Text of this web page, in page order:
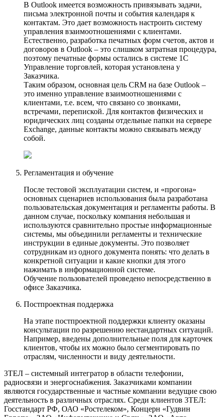
В Outlook имеется возможность привязывать задачи,
письма электронной почты и события календаря к
контактам. Это дает возможность настроить систему
управления взаимоотношениями с клиентами.
Естественно, разработка печатных форм счетов, актов и
договоров в Outlook – это слишком затратная процедура,
поэтому печатные формы остались в системе 1С
Управление торговлей, которая установлена у
Заказчика.
Таким образом, основная цель CRM на базе Outlook –
это именно управление взаимоотношениями с
клиентами, т.е. всем, что связано со звонками,
встречами, перепиской. Для контактов физических и
юридических лиц созданы отдельные папки на сервере
Exchange, данные контакты можно связывать между
собой.
Регламентация и обучение
После тестовой эксплуатации систем, и «прогона»
основных сценариев использования была разработана
пользовательская документация и регламенты работы. В
данном случае, поскольку компания небольшая и
используются сравнительно простые информационные
системы, мы объединили регламенты и технические
инструкции в единые документы. Это позволяет
сотрудникам из одного документа понять: что делать в
конкретной ситуации и какие кнопки для этого
нажимать в информационной системе.
Обучение пользователей проведено непосредственно в
офисе Заказчика.
Постпроектная поддержка
На этапе постпроектной поддержки клиенту оказаны
консультации по разрешению нестандартных ситуаций.
Например, введены дополнительные поля для карточек
клиентов, чтобы их можно было сегментировать по
отраслям, численности и виду деятельности.
3ТЕЛ – системный интегратор в области телефонии,
радиосвязи и энергоснабжения. Заказчиками компании
являются государственные и частные компании ведущие свою
деятельность в различных отраслях. Среди клиентов 3ТЕЛ:
Госстандарт РФ, ОАО «Ростелеком», Концерн «Гудвин